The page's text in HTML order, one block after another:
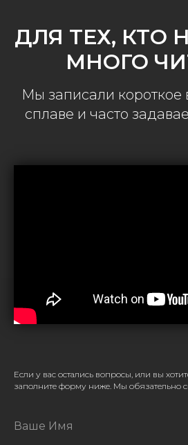
ДЛЯ ТЕХ, КТО
МНОГО
Мы записали короткое
сплаве и часто
Если у вас остались вопросы, или вы
заполните форму ниже. Мы обязательно